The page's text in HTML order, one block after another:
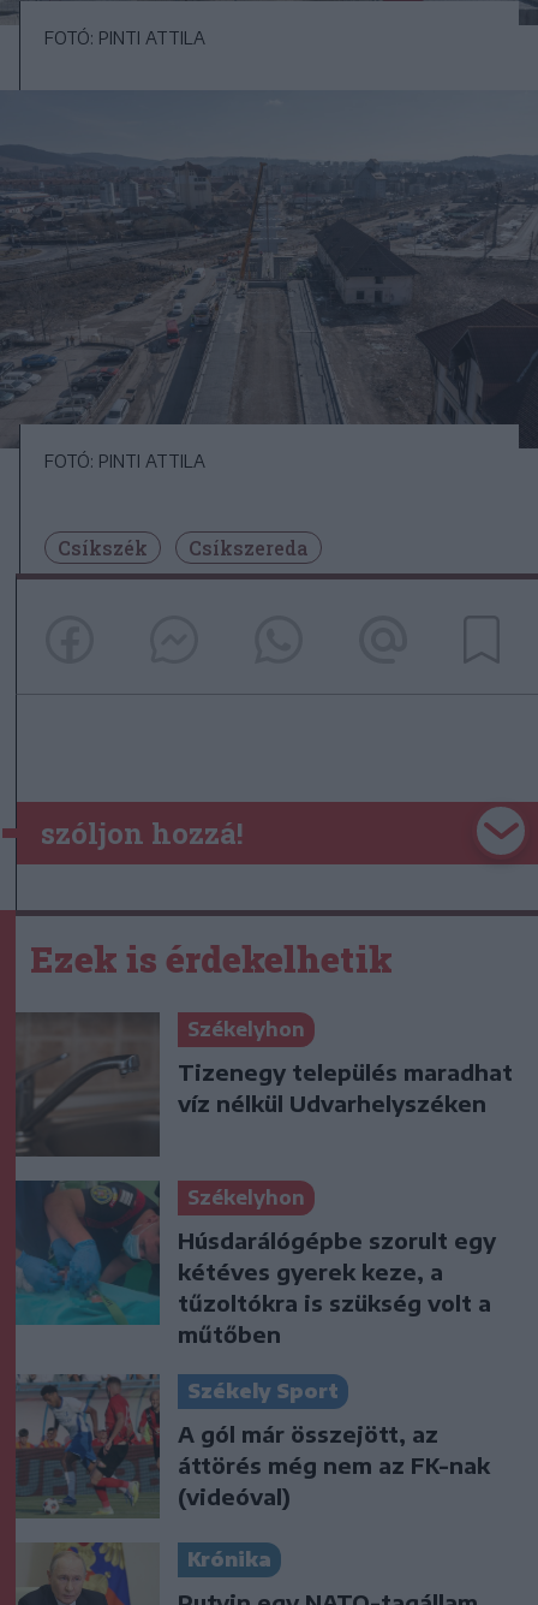
FOTÓ: PINTI ATTILA
FOTÓ: PINTI ATTILA
Csíkszék Csíkszereda
szóljon hozzá!
Ezek is érdekelhetik
Székelyhon
Tizenegy település maradhat
víz nélkül Udvarhelyszéken
Székelyhon
Húsdarálógépbe szorult egy
kétéves gyerek keze, a
tűzoltókra is szükség volt a
műtőben
Székely Sport
A gól már összejött, az
áttörés még nem az FK-nak
(videóval)
Krónika